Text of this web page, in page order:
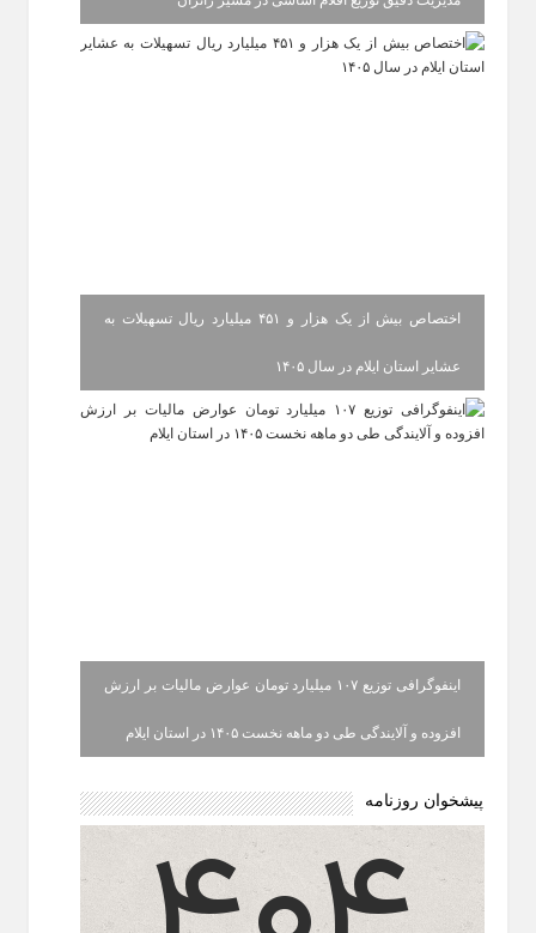
اختصاص بیش از یک هزار و ۴۵۱ میلیارد ریال تسهیلات به
عشایر استان ایلام در سال ۱۴۰۵
اینفوگرافی توزیع ۱۰۷ میلیارد تومان عوارض مالیات بر ارزش
افزوده و آلایندگی طی دو ماهه نخست ۱۴۰۵ در استان ایلام
پیشخوان روزنامه